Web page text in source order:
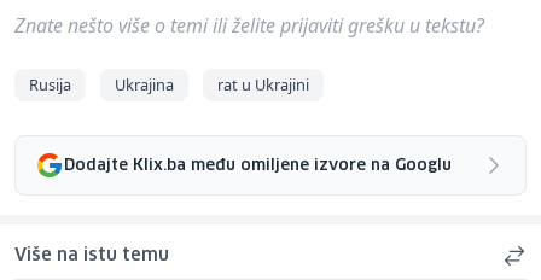
Znate nešto više o temi ili želite prijaviti grešku u tekstu?
Rusija Ukrajina rat u Ukrajini
Dodajte Klix.ba među omiljene izvore na Googlu
Više na istu temu